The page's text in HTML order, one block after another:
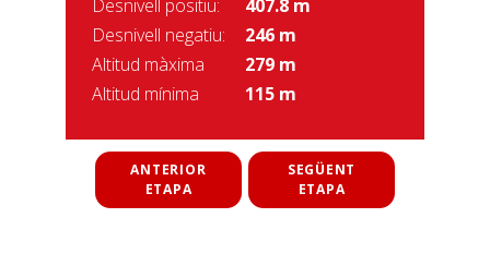
Desnivell positiu:
407.8 m
Desnivell negatiu:
246 m
Altitud màxima
279 m
Altitud mínima
115 m
ANTERIOR
ETAPA
SEGÜENT
ETAPA